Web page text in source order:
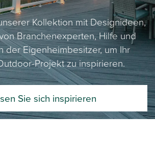
Kollektion mit Designideen,
Branchenexperten, Hilfe und
der Eigenheimbesitzer, um Ihr
Projekt zu inspirieren.
Sie sich inspirieren